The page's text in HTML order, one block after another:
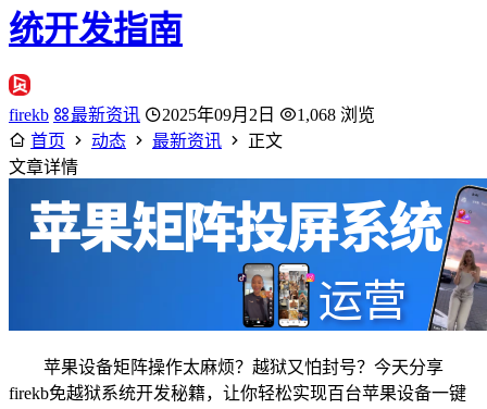
统开发指南
firekb 最新资讯 2025年09月2日
1,068 浏览
首页
动态 最新资讯
正文
文章详情
苹果设备矩阵操作太麻烦？越狱又怕封号？今天分享
firekb免越狱系统开发秘籍，让你轻松实现百台苹果设备一键